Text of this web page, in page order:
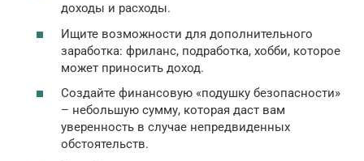
доходы и расходы.
Ищите возможности для дополнительного
заработка: фриланс, подработка, хобби, которое
может приносить доход.
Создайте финансовую «подушку безопасности»
– небольшую сумму, которая даст вам
уверенность в случае непредвиденных
обстоятельств.